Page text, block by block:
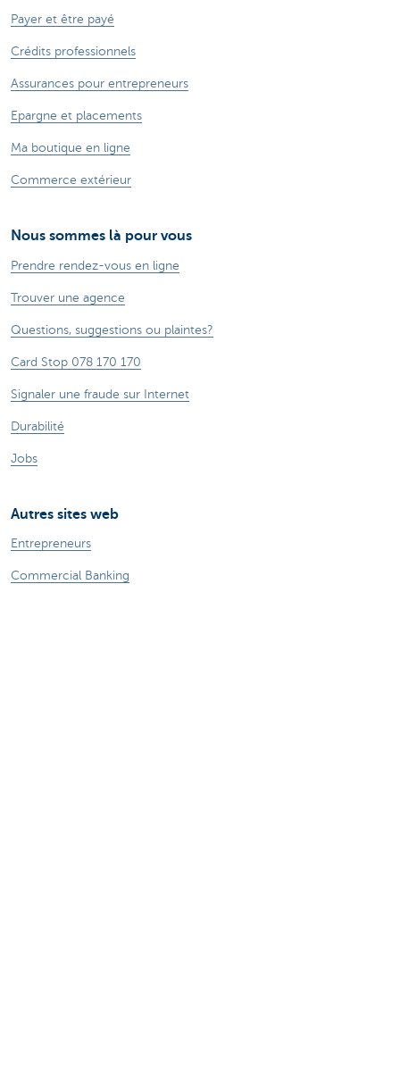
Payer et être payé
Crédits professionnels
Assurances pour entrepreneurs
Epargne et placements
Ma boutique en ligne
Commerce extérieur
Nous sommes là pour vous
Prendre rendez-vous en ligne
Trouver une agence
Questions, suggestions ou plaintes?
Card Stop 078 170 170
Signaler une fraude sur Internet
Durabilité
Jobs
Autres sites web
Entrepreneurs
Commercial Banking